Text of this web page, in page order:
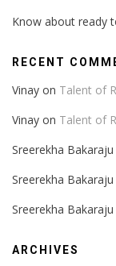
Know about ready
RECENT
Vinay on Talent of
Vinay on Talent of
Sreerekha Bakaraju
Sreerekha Bakaraju
Sreerekha Bakaraju
ARCHIVES